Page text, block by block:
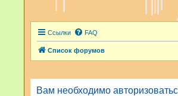
Ссылки FAQ
Список форумов
Вам необходимо